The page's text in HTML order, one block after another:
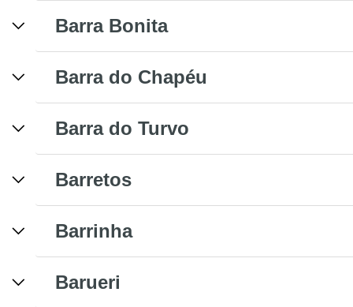
Barra Bonita
Barra do Chapéu
Barra do Turvo
Barretos
Barrinha
Barueri